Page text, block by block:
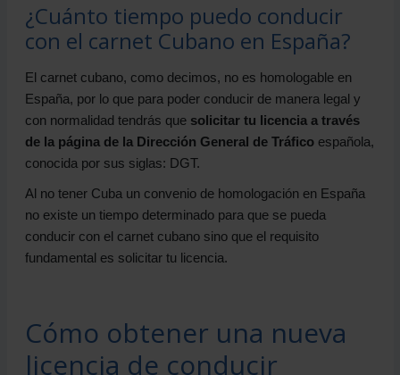
¿Cuánto tiempo puedo conducir
con el carnet Cubano en España?
El carnet cubano, como decimos, no es homologable en
España, por lo que para poder conducir de manera legal y
con normalidad tendrás que solicitar tu licencia a través
de la página de la Dirección General de Tráficoespañola,
conocida por sus siglas: DGT.
Al no tener Cuba un convenio de homologación en España
no existe un tiempo determinado para que se pueda
conducir con el carnet cubano sino que el requisito
fundamental es solicitar tu licencia.
Cómo obtener una nueva
licencia de conducir